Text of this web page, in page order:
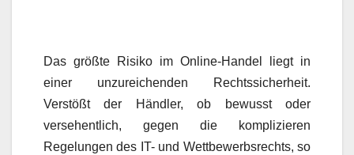
Das größte Risiko im Online-Handel liegt in
einer unzureichenden Rechtssicherheit.
Verstößt der Händler, ob bewusst oder
versehentlich, gegen die komplizieren
Regelungen des IT- und Wettbewerbsrechts, so